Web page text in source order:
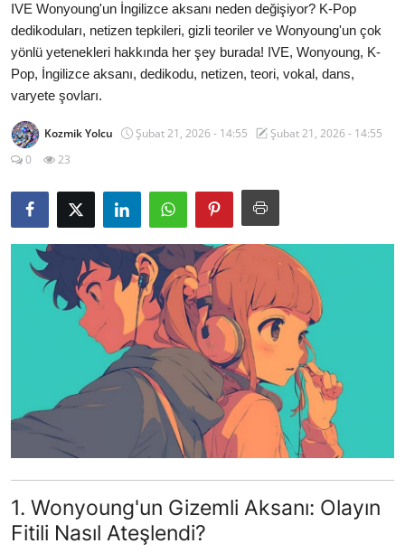
Kore Dünyası
Anime Karakterleri
Anime
Dizi & Film
IVE Wonyoung'un İngilizce aksanı neden değişiyor? K-Pop
dedikoduları, netizen tepkileri, gizli teoriler ve Wonyoung'un çok
yönlü yetenekleri hakkında her şey burada! IVE, Wonyoung, K-
Pop, İngilizce aksanı, dedikodu, netizen, teori, vokal, dans,
varyete şovları.
Kozmik Yolcu Şubat 21, 2026 - 14:55
Şubat 21, 2026 - 14:55
0
23
1. Wonyoung'un Gizemli Aksanı: Olayın
Fitili Nasıl Ateşlendi?